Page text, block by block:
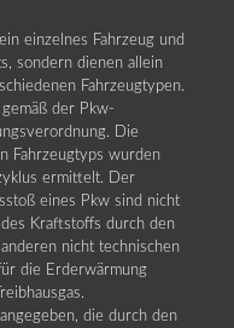
einzelnes Fahrzeug und
sondern dienen allein
Fahrzeugtypen.
der Pkw-
Die
Fahrzeugtyps wurden
ermittelt. Der
eines Pkw sind nicht
Kraftstoffs durch den
nicht technischen
die Erderwärmung
die durch den